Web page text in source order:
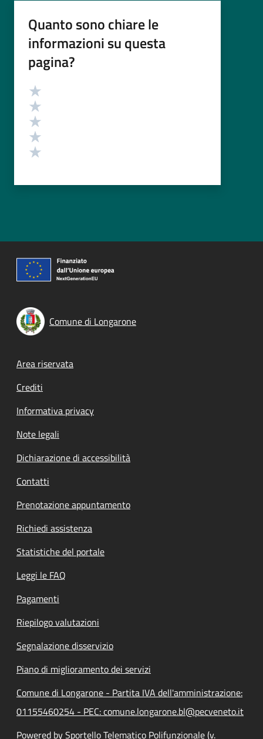
Quanto sono chiare le
informazioni su questa
pagina?
Valutazione
Comune di Longarone
Footer menu
Area riservata
Crediti
Informativa privacy
Note legali
Dichiarazione di accessibilità
Contatti
Prenotazione appuntamento
Richiedi assistenza
Statistiche del portale
Leggi le FAQ
Pagamenti
Riepilogo valutazioni
Segnalazione disservizio
Piano di miglioramento dei servizi
Comune di Longarone - Partita IVA dell'amministrazione:
01155460254 - PEC: comune.longarone.bl@pecveneto.it
Powered by Sportello Telematico Polifunzionale (v.